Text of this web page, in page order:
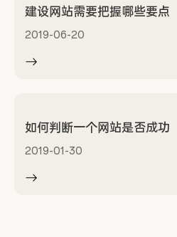
建设网站需要把握哪些要点
2019-06-20
如何判断一个网站是否成功
2019-01-30